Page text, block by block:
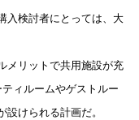
入検討者にとっては、大
メリットで共用施設が充
ィルームやゲストルー
けられる計画だ。